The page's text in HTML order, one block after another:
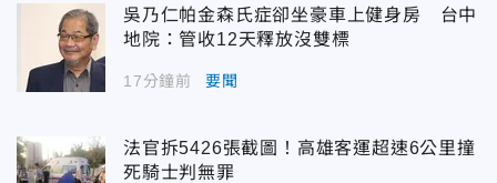
吳乃仁帕金森氏症卻坐豪車上健身房 台中
地院：管收12天釋放沒雙標
17分鐘前 要聞
法官拆5426張截圖！高雄客運超速6公里撞
死騎士判無罪